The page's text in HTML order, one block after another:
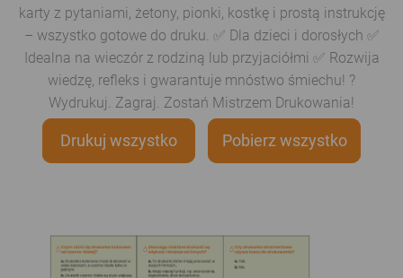
karty z pytaniami, żetony, pionki, kostkę i prostą instrukcję
– wszystko gotowe do druku. ✅ Dla dzieci i dorosłych ✅
Idealna na wieczór z rodziną lub przyjaciółmi ✅ Rozwija
wiedzę, refleks i gwarantuje mnóstwo śmiechu! ?️
Wydrukuj. Zagraj. Zostań Mistrzem Drukowania!
Drukuj wszystko Pobierz wszystko